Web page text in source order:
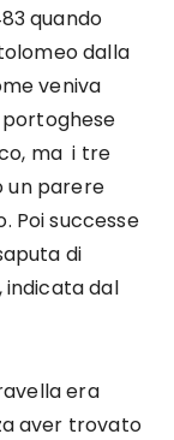
quando
dalla
veniva
ma i tre
un parere
Poi successe
di
indicata dal
era
aver trovato